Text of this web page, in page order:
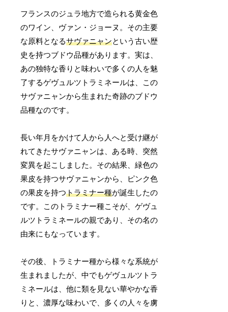
フランスのジュラ地方で造られる黄金色
のワイン、ヴァン・ジョーヌ。その主要
な原料となるサヴァニャンという古い歴
史を持つブドウ品種があります。実は、
あの独特な香りと味わいで多くの人を魅
了するゲヴュルツトラミネールは、この
サヴァニャンから生まれた奇跡のブドウ
品種なのです。
長い年月をかけて人から人へと受け継が
れてきたサヴァニャンは、ある時、突然
変異を起こしました。その結果、緑色の
果皮を持つサヴァニャンから、ピンク色
の果皮を持つトラミナー種が誕生したの
です。このトラミナー種こそが、ゲヴュ
ルツトラミネールの親であり、その名の
由来にもなっています。
その後、トラミナー種から様々な系統が
生まれましたが、中でもゲヴュルツトラ
ミネールは、他に類を見ない華やかな香
りと、濃厚な味わいで、多くの人々を虜